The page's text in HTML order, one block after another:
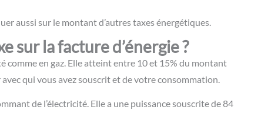
aussi sur le montant d’autres taxes énergétiques.
sur la facture d’énergie ?
comme en gaz. Elle atteint entre 10 et 15% du montant
qui vous avez souscrit et de votre consommation.
de l’électricité. Elle a une puissance souscrite de 84